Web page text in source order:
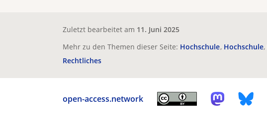
Zuletzt bearbeitet am 11. Juni 2025
Mehr zu den Themen dieser Seite: Hochschule Hochschule
Rechtliches
open-access.network